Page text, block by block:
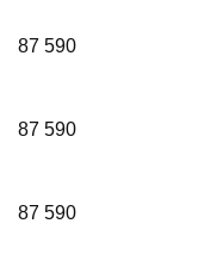
87 590
87 590
87 590